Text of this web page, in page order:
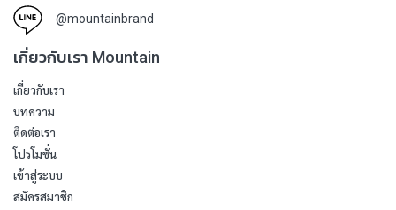
@mountainbrand
เกี่ยวกับเรา Mountain
เกี่ยวกับเรา
บทความ
ติดต่อเรา
โปรโมชั่น
เข้าสู่ระบบ
สมัครสมาชิก